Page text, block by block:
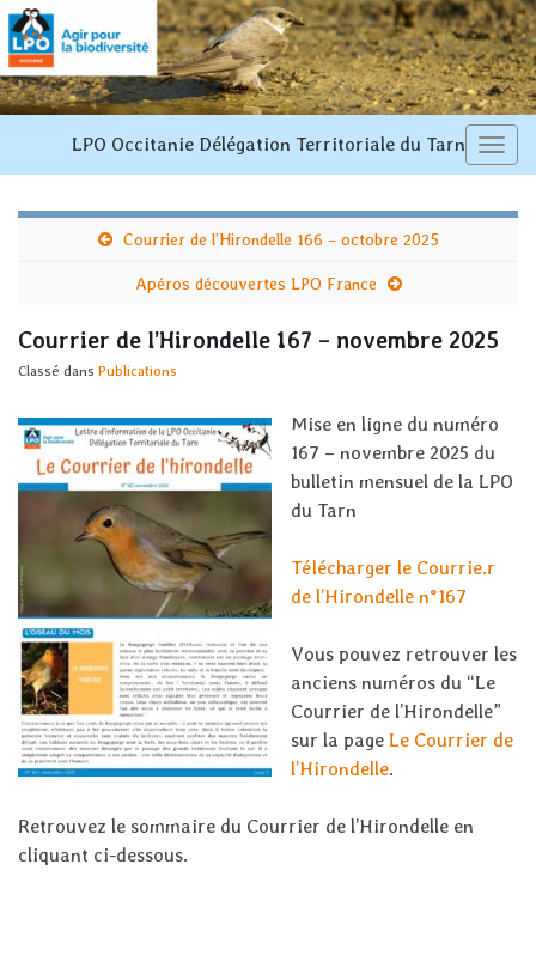
LPO Occitanie Délégation Territoriale du Tarn
Courrier de l’Hirondelle 166 – octobre 2025
Apéros découvertes LPO France
Courrier de l’Hirondelle 167 – novembre 2025
Classé dans Publications
Mise en ligne du numéro
167 – novembre 2025 du
bulletin mensuel de la LPO
du Tarn
Télécharger le Courrie.r
de l’Hirondelle n°167
Vous pouvez retrouver les
anciens numéros du “Le
Courrier de l’Hirondelle”
sur la page Le Courrier de
l’Hirondelle.
Retrouvez le sommaire du Courrier de l’Hirondelle en
cliquant ci-dessous.